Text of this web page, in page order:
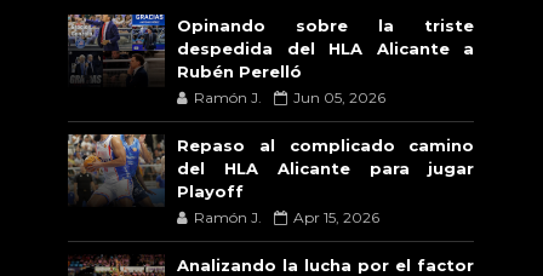
Opinando sobre la triste
despedida del HLA Alicante a
Rubén Perelló
Ramón J. Jun 05, 2026
Repaso al complicado camino
del HLA Alicante para jugar
Playoff
Ramón J. Apr 15, 2026
Analizando la lucha por el factor